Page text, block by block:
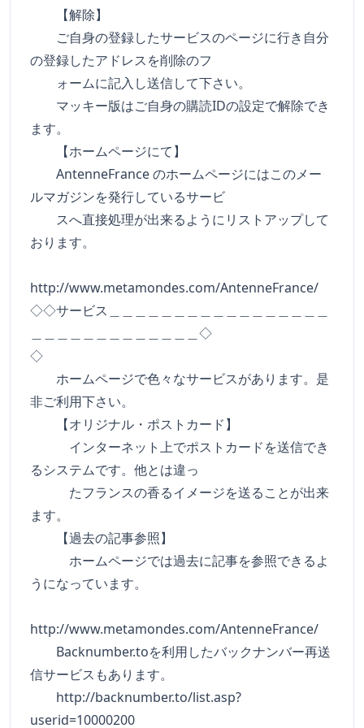
【解除】
ご自身の登録したサービスのページに行き自分
の登録したアドレスを削除のフ
ォームに記入し送信して下さい。
マッキー版はご自身の購読IDの設定で解除でき
ます。
【ホームページにて】
AntenneFrance のホームページにはこのメー
ルマガジンを発行しているサービ
スへ直接処理が出来るようにリストアップして
おります。
http://www.metamondes.com/AntenneFrance/
◇◇サービス＿＿＿＿＿＿＿＿＿＿＿＿＿＿＿＿＿
＿＿＿＿＿＿＿＿＿＿＿＿＿◇
◇
ホームページで色々なサービスがあります。是
非ご利用下さい。
【オリジナル・ポストカード】
インターネット上でポストカードを送信でき
るシステムです。他とは違っ
たフランスの香るイメージを送ることが出来
ます。
【過去の記事参照】
ホームページでは過去に記事を参照できるよ
うになっています。
http://www.metamondes.com/AntenneFrance/
Backnumber.toを利用したバックナンバー再送
信サービスもあります。
http://backnumber.to/list.asp?
userid=10000200